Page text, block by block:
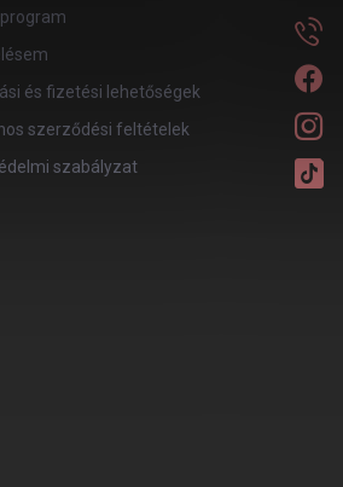
és fizetési lehetőségek
szerződési feltételek
szabályzat